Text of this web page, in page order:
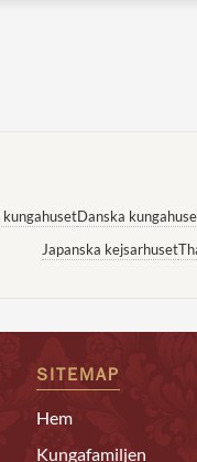
Danska
Japanska kejsarhuset
SITEMAP
Hem
Kungafamiljen